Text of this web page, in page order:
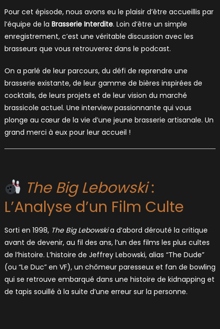
Pour cet épisode, nous avons eu le plaisir d’être accueillis par
l’équipe de la Brasserie Interdite. Loin d’être un simple
enregistrement, c’est une véritable discussion avec les
brasseurs que vous retrouverez dans le podcast.
On a parlé de leur parcours, du défi de reprendre une
brasserie existante, de leur gamme de bières inspirées de
cocktails, de leurs projets et de leur vision du marché
brassicole actuel. Une interview passionnante qui vous
plonge au cœur de la vie d’une jeune brasserie artisanale. Un
grand merci à eux pour leur accueil !
The Big Lebowski:
L’Analyse d’un Film Culte
Sorti en 1998, The Big Lebowskia d’abord dérouté la critique
avant de devenir, au fil des ans, l’un des films les plus cultes
de l’histoire. L’histoire de Jeffrey Lebowski, alias “The Dude”
(ou “Le Duc” en VF), un chômeur paresseux et fan de bowling
qui se retrouve embarqué dans une histoire de kidnapping et
de tapis souillé à la suite d’une erreur sur la personne.